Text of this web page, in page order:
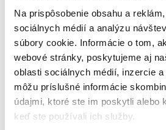
Na prispôsobenie obsahu a
sociálnych médií a analýzu
súbory cookie. Informácie o tom,
webové stránky, poskytujeme aj
oblasti sociálnych médií, inzercie
môžu príslušné informácie
údajmi, ktoré ste im poskytli alebo
keď ste používali ich služby.
Inteligentná kniha (Tap-
a-dot): Ľudské telo
Marcus Johnson